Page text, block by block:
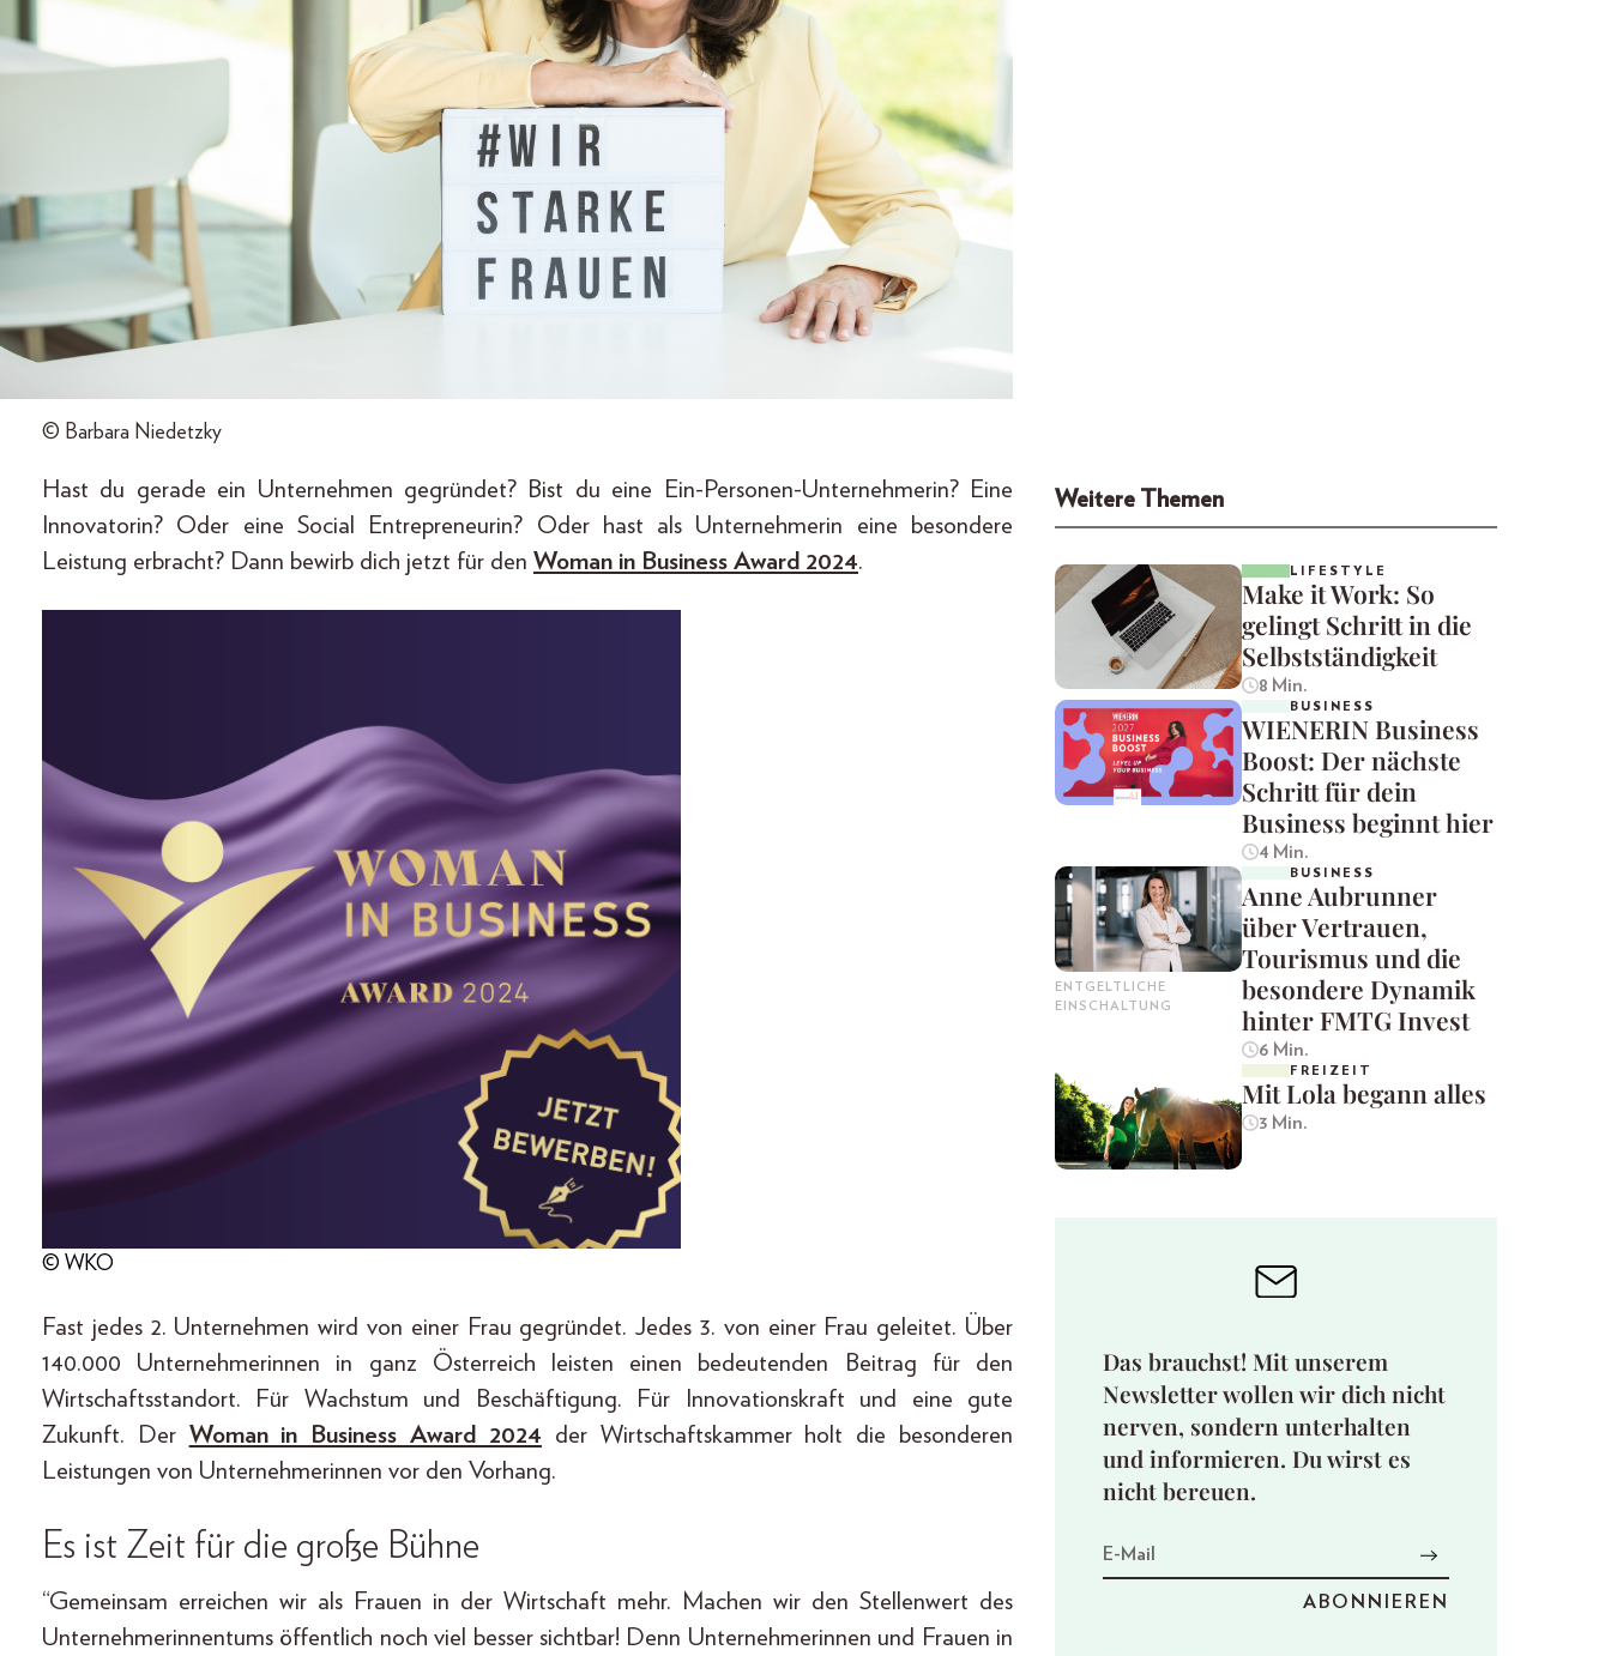
© Barbara Niedetzky
Hast du gerade ein Unternehmen gegründet? Bist du eine Ein-Personen-Unternehmerin? Eine
Innovatorin? Oder eine Social Entrepreneurin? Oder hast als Unternehmerin eine besondere
Leistung erbracht? Dann bewirb dich jetzt für den Woman in Business Award 2024.
© WKO
Fast jedes 2. Unternehmen wird von einer Frau gegründet. Jedes 3. von einer Frau geleitet. Über
140.000 Unternehmerinnen in ganz Österreich leisten einen bedeutenden Beitrag für den
Wirtschaftsstandort. Für Wachstum und Beschäftigung. Für Innovationskraft und eine gute
Zukunft. Der Woman in Business Award 2024 der Wirtschaftskammer holt die besonderen
Leistungen von Unternehmerinnen vor den Vorhang.
Es ist Zeit für die große Bühne
“Gemeinsam erreichen wir als Frauen in der Wirtschaft mehr. Machen wir den Stellenwert des
Unternehmerinnentums öffentlich noch viel besser sichtbar! Denn Unternehmerinnen und Frauen in
Weitere Themen
LIFESTYLE
Make it Work: So
gelingt Schritt in die
Selbstständigkeit
8 Min.
BUSINESS
WIENERIN Business
Boost: Der nächste
Schritt für dein
Business beginnt hier
4 Min.
ENTGELTLICHE
EINSCHALTUNG
BUSINESS
Anne Aubrunner
über Vertrauen,
Tourismus und die
besondere Dynamik
hinter FMTG Invest
6 Min.
FREIZEIT
Mit Lola begann alles
3 Min.
Das brauchst! Mit unserem
Newsletter wollen wir dich nicht
nerven, sondern unterhalten
und informieren. Du wirst es
nicht bereuen.